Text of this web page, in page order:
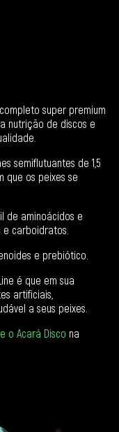
super premium
nutrição de discos e
semiflutuantes de 1,5
que os peixes se
de aminoácidos e
e carboidratos.
e prebiótico.
é que em sua
artificiais,
a seus peixes.
o Acará Disco na